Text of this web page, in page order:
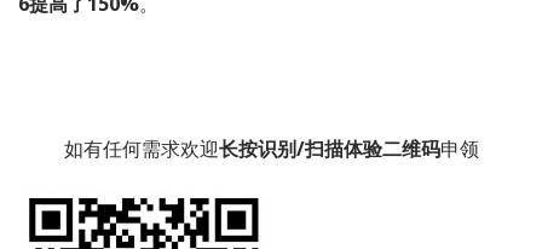
如有任何需求欢迎长按识别/扫描体验二维码申领